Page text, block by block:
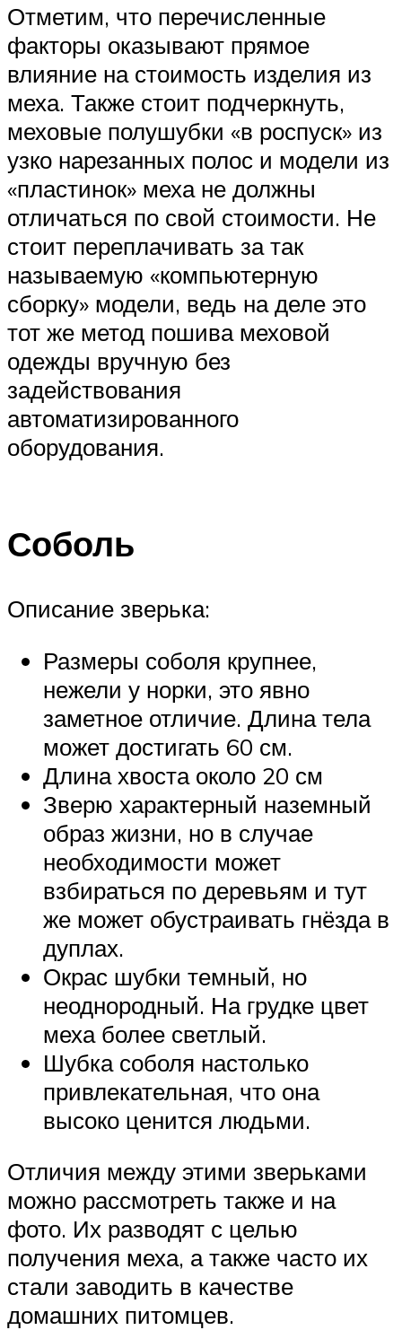
Отметим, что перечисленные
факторы оказывают прямое
влияние на стоимость изделия из
меха. Также стоит подчеркнуть,
меховые полушубки «в роспуск» из
узко нарезанных полос и модели из
«пластинок» меха не должны
отличаться по свой стоимости. Не
стоит переплачивать за так
называемую «компьютерную
сборку» модели, ведь на деле это
тот же метод пошива меховой
одежды вручную без
задействования
автоматизированного
оборудования.
Соболь
Описание зверька:
Размеры соболя крупнее,
нежели у норки, это явно
заметное отличие. Длина тела
может достигать 60 см.
Длина хвоста около 20 см
Зверю характерный наземный
образ жизни, но в случае
необходимости может
взбираться по деревьям и тут
же может обустраивать гнёзда в
дуплах.
Окрас шубки темный, но
неоднородный. На грудке цвет
меха более светлый.
Шубка соболя настолько
привлекательная, что она
высоко ценится людьми.
Отличия между этими зверьками
можно рассмотреть также и на
фото. Их разводят с целью
получения меха, а также часто их
стали заводить в качестве
домашних питомцев.